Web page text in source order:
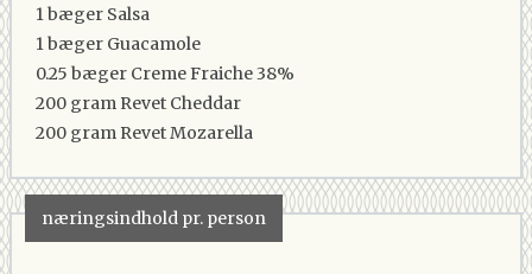
1 bæger Salsa
1 bæger Guacamole
0.25 bæger Creme Fraiche 38%
200 gram Revet Cheddar
200 gram Revet Mozarella
næringsindhold pr. person